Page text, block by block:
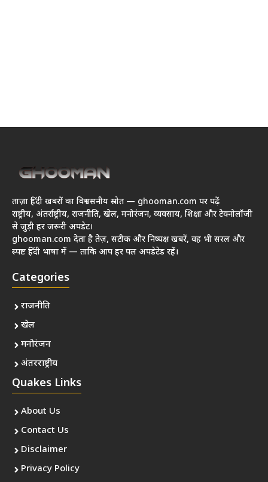
ताज़ा हिंदी खबरों का विश्वसनीय स्रोत — ghooman.com पर पढ़ें
राष्ट्रीय, अंतर्राष्ट्रीय, राजनीति, खेल, मनोरंजन, व्यवसाय, शिक्षा और टेक्नोलॉजी
से जुड़ी हर जरूरी अपडेट।
ghooman.com देता है तेज़, सटीक और निष्पक्ष खबरें, वह भी सरल और
स्पष्ट हिंदी भाषा में — ताकि आप हर पल अपडेटेड रहें।
Categories
राजनीति
खेल
मनोरंजन
अंतरराष्ट्रीय
Quakes Links
About Us
Contact Us
Disclaimer
Privacy Policy